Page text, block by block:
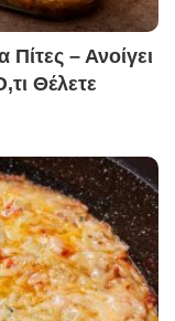
– Ανοίγει
Θέλετε